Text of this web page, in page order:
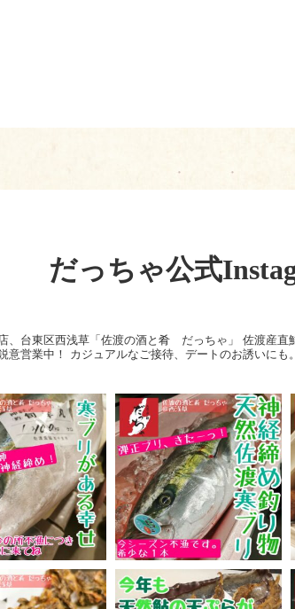
だっちゃ公式
、台東区西浅草「佐渡の酒と肴 だっちゃ」
佐渡産直
意営業中！
カジュアルなご接待、デートのお誘いに